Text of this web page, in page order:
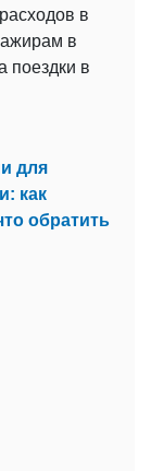
в
в
поездки в
для
как
обратить